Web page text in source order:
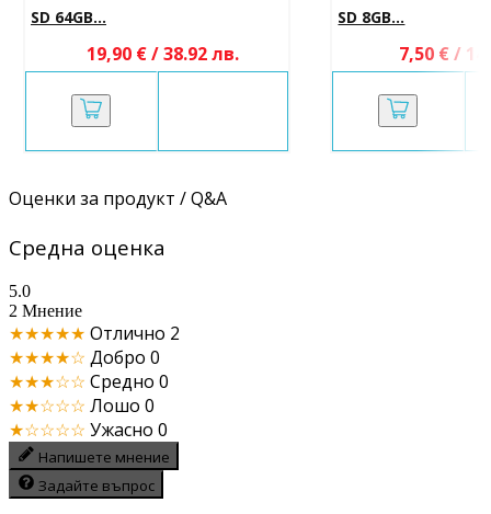
SD 64GB...
19,90 € / 38.92 лв.
SD 8GB...
7,50 € /
Оценки за продукт / Q&A
Средна оценка
5.0
2 Мнение
★★★★★ Отлично 2
★★★★☆ Добро 0
★★★☆☆ Средно 0
★★☆☆☆ Лошо 0
★☆☆☆☆ Ужасно 0
Напишете мнение
Задайте въпрос